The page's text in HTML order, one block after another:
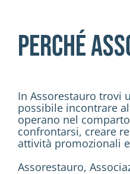
Contatti
Perché
In Assorestauro trovi
possibile incontrare
operano nel
confrontarsi, creare
attività promozionali
Assorestauro,